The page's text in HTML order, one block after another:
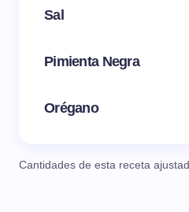
Sal
Pimienta Negra
Orégano
Cantidades de esta receta